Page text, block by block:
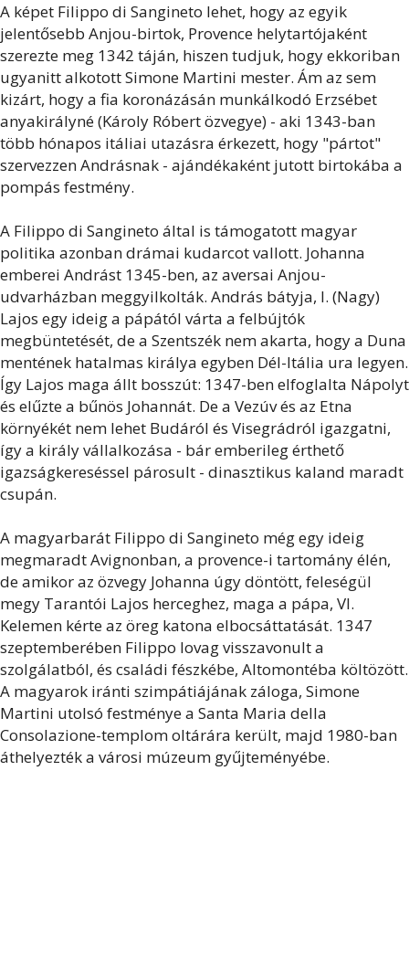
A képet Filippo di Sangineto lehet, hogy az egyik
jelentősebb Anjou-birtok, Provence helytartójaként
szerezte meg 1342 táján, hiszen tudjuk, hogy ekkoriban
ugyanitt alkotott Simone Martini mester. Ám az sem
kizárt, hogy a fia koronázásán munkálkodó Erzsébet
anyakirályné (Károly Róbert özvegye) - aki 1343-ban
több hónapos itáliai utazásra érkezett, hogy "pártot"
szervezzen Andrásnak - ajándékaként jutott birtokába a
pompás festmény.
A Filippo di Sangineto által is támogatott magyar
politika azonban drámai kudarcot vallott. Johanna
emberei Andrást 1345-ben, az aversai Anjou-
udvarházban meggyilkolták. András bátyja, I. (Nagy)
Lajos egy ideig a pápától várta a felbújtók
megbüntetését, de a Szentszék nem akarta, hogy a Duna
mentének hatalmas királya egyben Dél-Itália ura legyen.
Így Lajos maga állt bosszút: 1347-ben elfoglalta Nápolyt
és elűzte a bűnös Johannát. De a Vezúv és az Etna
környékét nem lehet Budáról és Visegrádról igazgatni,
így a király vállalkozása - bár emberileg érthető
igazságkereséssel párosult - dinasztikus kaland maradt
csupán.
A magyarbarát Filippo di Sangineto még egy ideig
megmaradt Avignonban, a provence-i tartomány élén,
de amikor az özvegy Johanna úgy döntött, feleségül
megy Tarantói Lajos herceghez, maga a pápa, VI.
Kelemen kérte az öreg katona elbocsáttatását. 1347
szeptemberében Filippo lovag visszavonult a
szolgálatból, és családi fészkébe, Altomontéba költözött.
A magyarok iránti szimpátiájának záloga, Simone
Martini utolsó festménye a Santa Maria della
Consolazione-templom oltárára került, majd 1980-ban
áthelyezték a városi múzeum gyűjteményébe.